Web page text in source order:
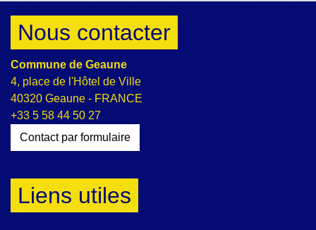
Nous contacter
Commune de Geaune
4, place de l'Hôtel de Ville
40320 Geaune - FRANCE
+33 5 58 44 50 27
Contact par formulaire
Liens utiles